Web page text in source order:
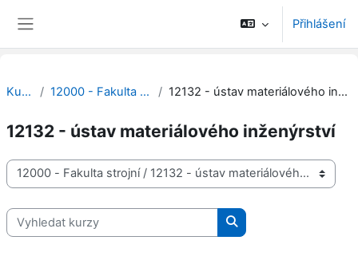
Přihlášení
Kurzy 12000 - Fakulta strojní 12132 - ústav materiálového inženýrství
12132 - ústav materiálového inženýrství
Kategorie kurzů
Vyhledat kurzy
Vyhledat kurzy